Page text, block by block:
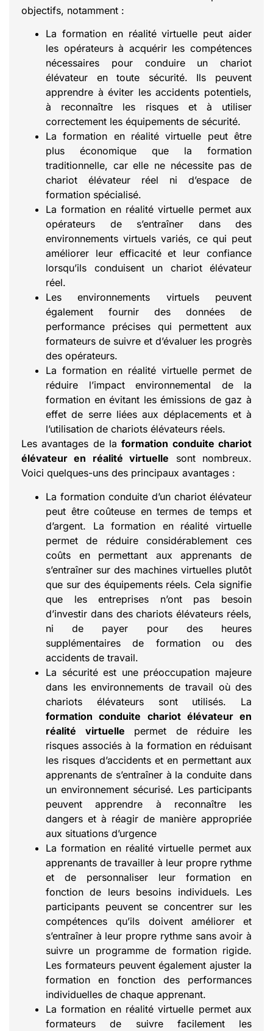
objectifs, notamment :
La formation en réalité virtuelle peut aider
les opérateurs à acquérir les compétences
nécessaires pour conduire un chariot
élévateur en toute sécurité. Ils peuvent
apprendre à éviter les accidents potentiels,
à reconnaître les risques et à utiliser
correctement les équipements de sécurité.
La formation en réalité virtuelle peut être
plus économique que la formation
traditionnelle, car elle ne nécessite pas de
chariot élévateur réel ni d’espace de
formation spécialisé.
La formation en réalité virtuelle permet aux
opérateurs de s’entraîner dans des
environnements virtuels variés, ce qui peut
améliorer leur efficacité et leur confiance
lorsqu’ils conduisent un chariot élévateur
réel.
Les environnements virtuels peuvent
également fournir des données de
performance précises qui permettent aux
formateurs de suivre et d’évaluer les progrès
des opérateurs.
La formation en réalité virtuelle permet de
réduire l’impact environnemental de la
formation en évitant les émissions de gaz à
effet de serre liées aux déplacements et à
l’utilisation de chariots élévateurs réels.
Les avantages de laformation conduite chariot
élévateur en réalité virtuelle sont nombreux.
Voici quelques-uns des principaux avantages :
La formation conduite d’un chariot élévateur
peut être coûteuse en termes de temps et
d’argent. La formation en réalité virtuelle
permet de réduire considérablement ces
coûts en permettant aux apprenants de
s’entraîner sur des machines virtuelles plutôt
que sur des équipements réels. Cela signifie
que les entreprises n’ont pas besoin
d’investir dans des chariots élévateurs réels,
ni de payer pour des heures
supplémentaires de formation ou des
accidents de travail.
La sécurité est une préoccupation majeure
dans les environnements de travail où des
chariots élévateurs sont utilisés. La
formation conduite chariot élévateur en
réalité virtuelle permet de réduire les
risques associés à la formation en réduisant
les risques d’accidents et en permettant aux
apprenants de s’entraîner à la conduite dans
un environnement sécurisé. Les participants
peuvent apprendre à reconnaître les
dangers et à réagir de manière appropriée
aux situations d’urgence
La formation en réalité virtuelle permet aux
apprenants de travailler à leur propre rythme
et de personnaliser leur formation en
fonction de leurs besoins individuels. Les
participants peuvent se concentrer sur les
compétences qu’ils doivent améliorer et
s’entraîner à leur propre rythme sans avoir à
suivre un programme de formation rigide.
Les formateurs peuvent également ajuster la
formation en fonction des performances
individuelles de chaque apprenant.
La formation en réalité virtuelle permet aux
formateurs de suivre facilement les